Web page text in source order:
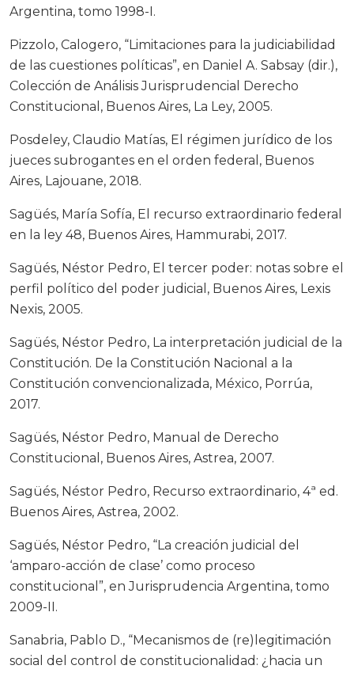
Argentina, tomo 1998-I.
Pizzolo, Calogero, “Limitaciones para la judiciabilidad
de las cuestiones políticas”, en Daniel A. Sabsay (dir.),
Colección de Análisis Jurisprudencial Derecho
Constitucional, Buenos Aires, La Ley, 2005.
Posdeley, Claudio Matías, El régimen jurídico de los
jueces subrogantes en el orden federal, Buenos
Aires, Lajouane, 2018.
Sagüés, María Sofía, El recurso extraordinario federal
en la ley 48, Buenos Aires, Hammurabi, 2017.
Sagüés, Néstor Pedro, El tercer poder: notas sobre el
perfil político del poder judicial, Buenos Aires, Lexis
Nexis, 2005.
Sagüés, Néstor Pedro, La interpretación judicial de la
Constitución. De la Constitución Nacional a la
Constitución convencionalizada, México, Porrúa,
2017.
Sagüés, Néstor Pedro, Manual de Derecho
Constitucional, Buenos Aires, Astrea, 2007.
Sagüés, Néstor Pedro, Recurso extraordinario, 4ª ed.
Buenos Aires, Astrea, 2002.
Sagüés, Néstor Pedro, “La creación judicial del
‘amparo-acción de clase’ como proceso
constitucional”, en Jurisprudencia Argentina, tomo
2009-II.
Sanabria, Pablo D., “Mecanismos de (re)legitimación
social del control de constitucionalidad: ¿hacia un